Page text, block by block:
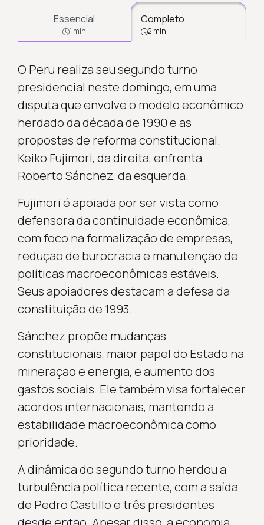
Essencial
1 min
Completo
2 min
O Peru realiza seu segundo turno
presidencial neste domingo, em uma
disputa que envolve o modelo econômico
herdado da década de 1990 e as
propostas de reforma constitucional.
Keiko Fujimori, da direita, enfrenta
Roberto Sánchez, da esquerda.
Fujimori é apoiada por ser vista como
defensora da continuidade econômica,
com foco na formalização de empresas,
redução de burocracia e manutenção de
políticas macroeconômicas estáveis.
Seus apoiadores destacam a defesa da
constituição de 1993.
Sánchez propõe mudanças
constitucionais, maior papel do Estado na
mineração e energia, e aumento dos
gastos sociais. Ele também visa fortalecer
acordos internacionais, mantendo a
estabilidade macroeconômica como
prioridade.
A dinâmica do segundo turno herdou a
turbulência política recente, com a saída
de Pedro Castillo e três presidentes